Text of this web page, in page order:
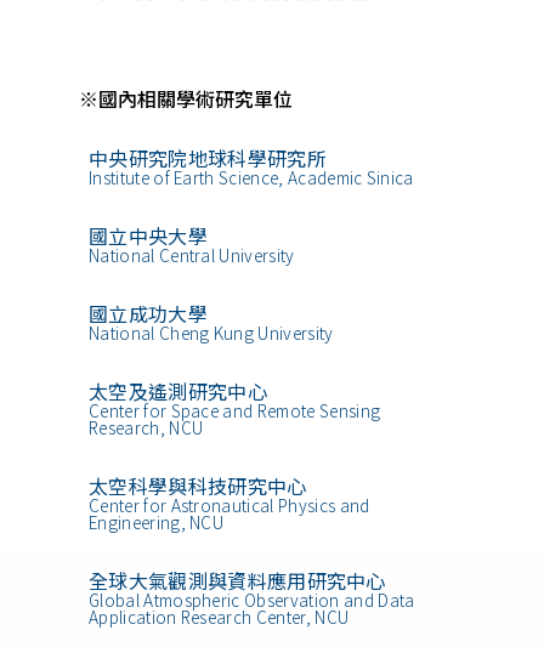
※國內相關學術研究單位
中央研究院地球科學研究所
Institute of Earth Science, Academic Sinica
國立中央大學
National Central University
國立成功大學
National Cheng Kung University
太空及遙測研究中心
Center for Space and Remote Sensing
Research, NCU
太空科學與科技研究中心
Center for Astronautical Physics and
Engineering, NCU
全球大氣觀測與資料應用研究中心
Global Atmospheric Observation and Data
Application Research Center, NCU